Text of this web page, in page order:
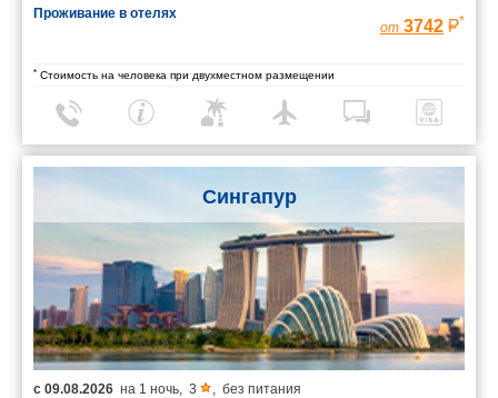
Проживание в отелях
от 3742 *
* Стоимость на человека при двухместном размещении
Сингапур
с 09.08.2026 на 1 ночь 3
без питания